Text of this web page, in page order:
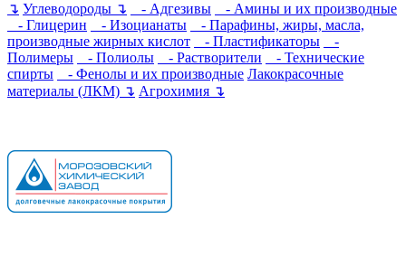
↴ Углеводороды ↴ - Адгезивы
- Амины и их производные
- Глицерин
- Изоцианаты
- Парафины, жиры, масла,
производные жирных кислот
- Пластификаторы
-
Полимеры
- Полиолы - Растворители
- Технические
спирты
- Фенолы и их производные Лакокрасочные
материалы (ЛКМ) ↴ Агрохимия ↴